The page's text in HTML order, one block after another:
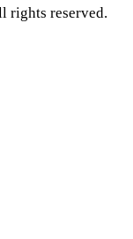
rights reserved.